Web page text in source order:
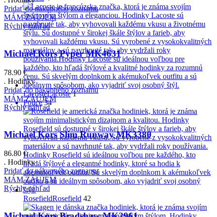
LacosteLacoste 1
Police 34
RosefieldRosefield 42
Pridať do nákupného zoznamu
MÁM ZÁUJEM
Rýchly náhľad
Michael Kors Pyper MK4631
78.90 €
. Hodinky
Pridať do nákupného zoznamu
MÁM ZÁUJEM
Rýchly náhľad
Michael Kors Slim Runway MK3380
86.80 €
. Hodinky
Pridať do nákupného zoznamu
MÁM ZÁUJEM
Rýchly náhľad